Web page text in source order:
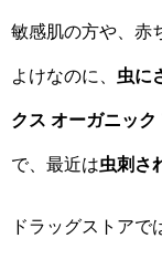
敏感肌の方や、赤
よけなのに、 虫に
クス オーガニッ
で、最近は虫刺さ
ドラッグストアで